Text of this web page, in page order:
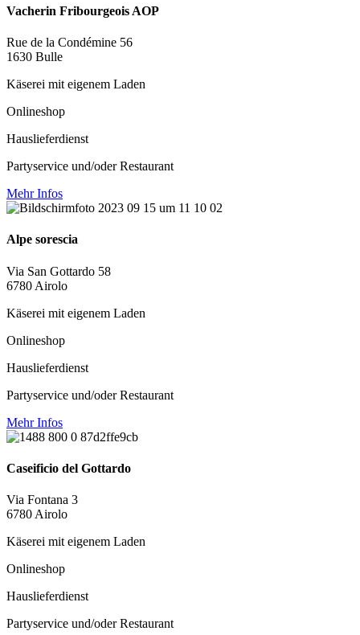
Vacherin Fribourgeois AOP
Rue de la Condémine 56
1630 Bulle
Käserei mit eigenem Laden
Onlineshop
Hauslieferdienst
Partyservice und/oder Restaurant
Mehr Infos
Alpe sorescia
Via San Gottardo 58
6780 Airolo
Käserei mit eigenem Laden
Onlineshop
Hauslieferdienst
Partyservice und/oder Restaurant
Mehr Infos
Caseificio del Gottardo
Via Fontana 3
6780 Airolo
Käserei mit eigenem Laden
Onlineshop
Hauslieferdienst
Partyservice und/oder Restaurant